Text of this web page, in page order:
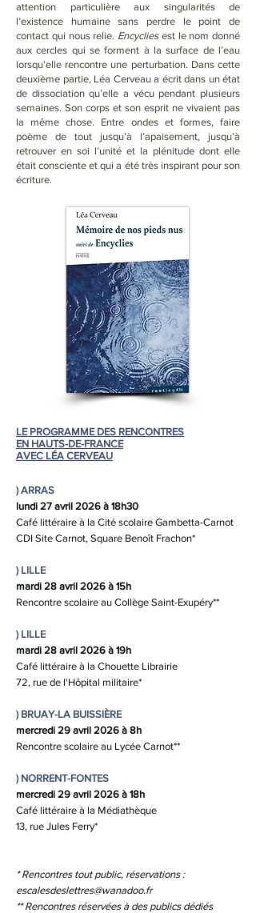
attention particulière aux singularités de
l’existence humaine sans perdre le point de
contact qui nous relie. Encycliesest le nom donné
aux cercles qui se forment à la surface de l’eau
lorsqu’elle rencontre une perturbation. Dans cette
deuxième partie, Léa Cerveau a écrit dans un état
de dissociation qu’elle a vécu pendant plusieurs
semaines. Son corps et son esprit ne vivaient pas
la même chose. Entre ondes et formes, faire
poème de tout jusqu’à l’apaisement, jusqu’à
retrouver en soi l’unité et la plénitude dont elle
était consciente et qui a été très inspirant pour son
écriture.
LE PROGRAMME DES RENCONTRES
EN HAUTS-DE-FRANCE
AVEC LÉA CERVEAU
) ARRAS
lundi 27 avril 2026 à 18h30
Café littéraire à la Cité scolaire Gambetta-Carnot
CDI Site Carnot, Square Benoît Frachon*
) LILLE
mardi 28 avril 2026 à 15h
Rencontre scolaire au Collège Saint-Exupéry**
) LILLE
mardi 28 avril 2026 à 19h
Café littéraire à la Chouette Librairie
72, rue de l'Hôpital militaire*
)BRUAY-LA BUISSIÈRE
mercredi 29 avril 2026 à 8h
Rencontre scolaire au Lycée Carnot**
)NORRENT-FONTES
mercredi 29 avril 2026 à 18h
Café littéraire à la Médiathèque
13, rue Jules Ferry*
* Rencontres tout public, réservations :
escalesdeslettres@wanadoo.fr
** Rencontres réservées à des publics dédiés